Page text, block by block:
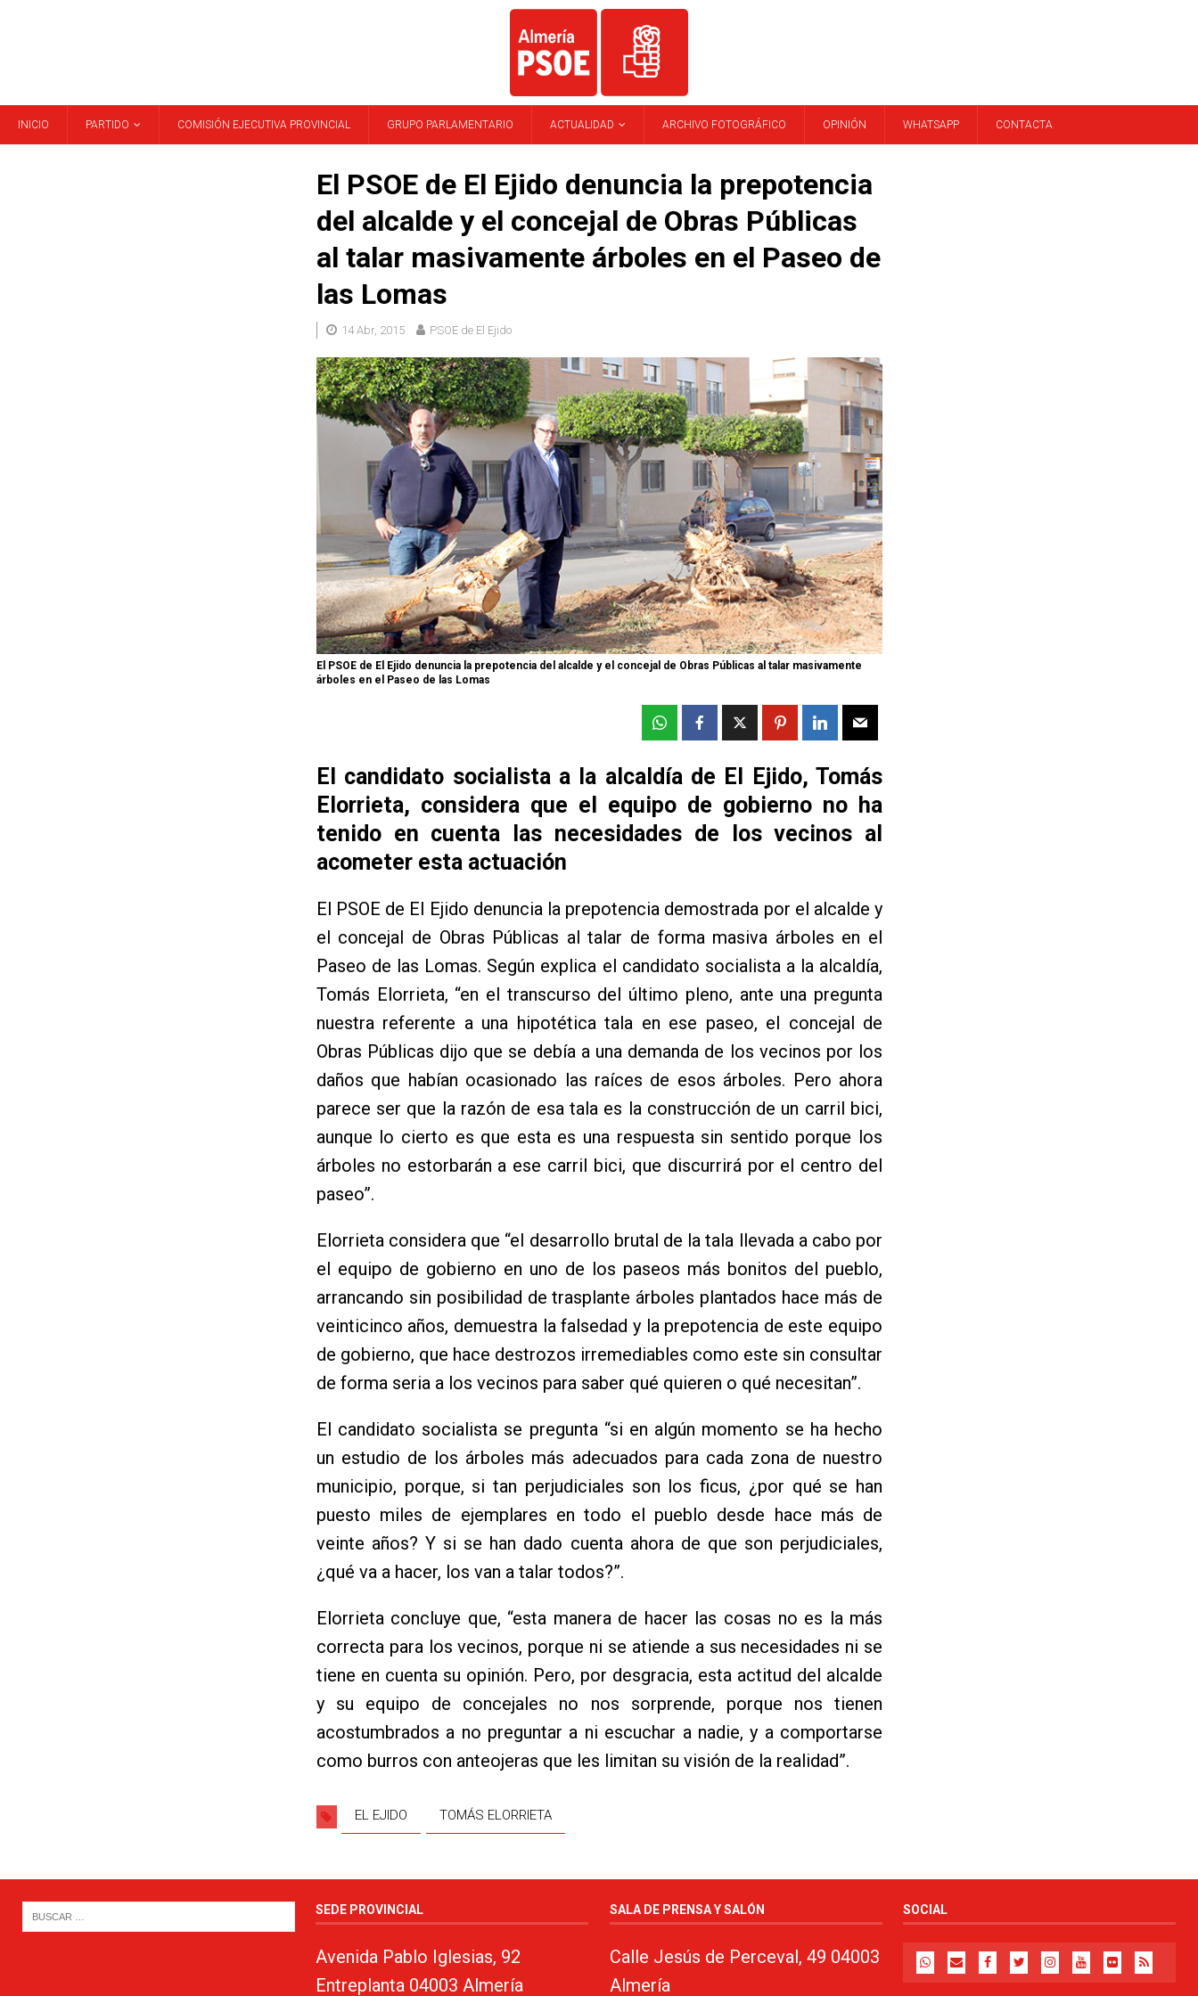
INICIO PARTIDO COMISIÓN EJECUTIVA PROVINCIAL GRUPO PARLAMENTARIO ACTUALIDAD ARCHIVO FOTOGRÁFICO OPINIÓN WHATSAPP CONTACTA
El PSOE de El Ejido denuncia la prepotencia
del alcalde y el concejal de Obras Públicas
al talar masivamente árboles en el Paseo de
las Lomas
14 Abr, 2015 PSOE de El Ejido
El PSOE de El Ejido denuncia la prepotencia del alcalde y el concejal de Obras Públicas al talar masivamente
árboles en el Paseo de las Lomas
El candidato socialista a la alcaldía de El Ejido, Tomás
Elorrieta, considera que el equipo de gobierno no ha
tenido en cuenta las necesidades de los vecinos al
acometer esta actuación
El PSOE de El Ejido denuncia la prepotencia demostrada por el alcalde y
el concejal de Obras Públicas al talar de forma masiva árboles en el
Paseo de las Lomas. Según explica el candidato socialista a la alcaldía,
Tomás Elorrieta, “en el transcurso del último pleno, ante una pregunta
nuestra referente a una hipotética tala en ese paseo, el concejal de
Obras Públicas dijo que se debía a una demanda de los vecinos por los
daños que habían ocasionado las raíces de esos árboles. Pero ahora
parece ser que la razón de esa tala es la construcción de un carril bici,
aunque lo cierto es que esta es una respuesta sin sentido porque los
árboles no estorbarán a ese carril bici, que discurrirá por el centro del
paseo”.
Elorrieta considera que “el desarrollo brutal de la tala llevada a cabo por
el equipo de gobierno en uno de los paseos más bonitos del pueblo,
arrancando sin posibilidad de trasplante árboles plantados hace más de
veinticinco años, demuestra la falsedad y la prepotencia de este equipo
de gobierno, que hace destrozos irremediables como este sin consultar
de forma seria a los vecinos para saber qué quieren o qué necesitan”.
El candidato socialista se pregunta “si en algún momento se ha hecho
un estudio de los árboles más adecuados para cada zona de nuestro
municipio, porque, si tan perjudiciales son los ficus, ¿por qué se han
puesto miles de ejemplares en todo el pueblo desde hace más de
veinte años? Y si se han dado cuenta ahora de que son perjudiciales,
¿qué va a hacer, los van a talar todos?”.
Elorrieta concluye que, “esta manera de hacer las cosas no es la más
correcta para los vecinos, porque ni se atiende a sus necesidades ni se
tiene en cuenta su opinión. Pero, por desgracia, esta actitud del alcalde
y su equipo de concejales no nos sorprende, porque nos tienen
acostumbrados a no preguntar a ni escuchar a nadie, y a comportarse
como burros con anteojeras que les limitan su visión de la realidad”.
EL EJIDO TOMÁS ELORRIETA
SEDE PROVINCIAL
Avenida Pablo Iglesias, 92
Entreplanta 04003 Almería
SALA DE PRENSA Y SALÓN
Calle Jesús de Perceval, 49 04003
Almería
SOCIAL